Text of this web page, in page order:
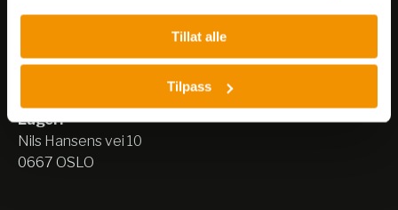
Tillat alle
Tilpass
Nerliens Meszansky AS
Besøksadresse:
Lager:
Nils Hansens vei 10
0667 OSLO